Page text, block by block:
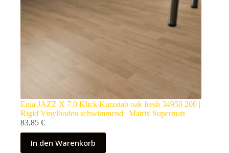
Enia JAZZ X 7.0 Klick Kurzstab oak fresh 34950 200 |
Rigid Vinylboden schwimmend | Matrix Supermatt
83,85 €
In den Warenkorb